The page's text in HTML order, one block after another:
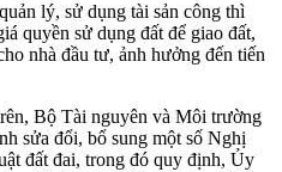
lý, sử dụng tài sản công thì
quyền sử dụng đất để giao đất,
nhà đầu tư, ảnh hưởng đến tiến
Bộ Tài nguyên và Môi trường
sửa đổi, bổ sung một số Nghị
đất đai, trong đó quy định, Ủy